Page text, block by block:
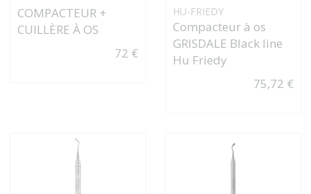
COMPACTEUR +
CUILLÈRE À OS
72 €
HU-FRIEDY
Compacteur à os
GRISDALE Black line
Hu Friedy
75,72 €